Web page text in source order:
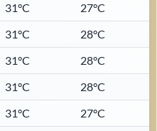
31°C
27°C
31°C
28°C
31°C
28°C
31°C
28°C
31°C
27°C